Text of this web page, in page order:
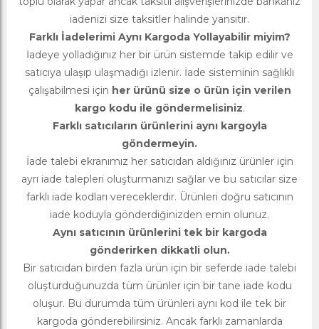
iadenizi size taksitler halinde yansıtır.
Farklı İadelerimi Aynı Kargoda Yollayabilir miyim?
İadeye yolladığınız her bir ürün sistemde takip edilir ve
satıcıya ulaşıp ulaşmadığı izlenir. İade sisteminin sağlıklı
çalışabilmesi için her ürünü size o ürün için verilen
kargo kodu ile göndermelisiniz.
Farklı satıcıların ürünlerini aynı kargoyla
göndermeyin.
İade talebi ekranımız her satıcıdan aldığınız ürünler için
ayrı iade talepleri oluşturmanızı sağlar ve bu satıcılar size
farklı iade kodları vereceklerdir. Ürünleri doğru satıcının
iade koduyla gönderdiğinizden emin olunuz.
Aynı satıcının ürünlerini tek bir kargoda
gönderirken dikkatli olun.
Bir satıcıdan birden fazla ürün için bir seferde iade talebi
oluşturduğunuzda tüm ürünler için bir tane iade kodu
oluşur. Bu durumda tüm ürünleri aynı kod ile tek bir
kargoda gönderebilirsiniz. Ancak farklı zamanlarda